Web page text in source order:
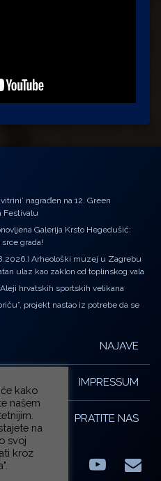
nagrađen na 12. Green
Festivalu
Galerija Krsto Hegedušić:
grada!
Arheološki muzej u Zagrebu
ulaz kao zaklon od toplinskog vala
hrvatskih sportskih velikana
projekt nastao iz potrebe da se
NAJAVE
IMPRESSUM
PRATITE NAS
LinkedIn E-
kako
našem
na
svoj
kroz